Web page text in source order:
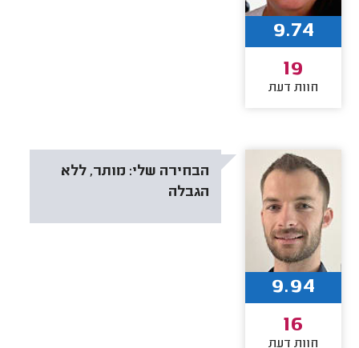
9.74
19
חוות דעת
הבחירה שלי: מותר, ללא
הגבלה
9.94
16
חוות דעת